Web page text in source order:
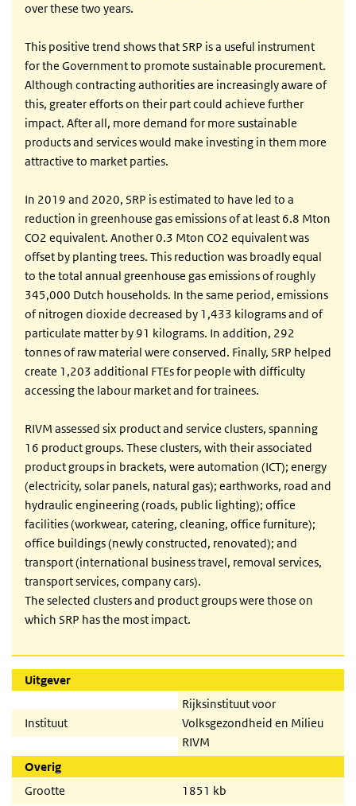
over these two years.
This positive trend shows that SRP is a useful instrument
for the Government to promote sustainable procurement.
Although contracting authorities are increasingly aware of
this, greater efforts on their part could achieve further
impact. After all, more demand for more sustainable
products and services would make investing in them more
attractive to market parties.
In 2019 and 2020, SRP is estimated to have led to a
reduction in greenhouse gas emissions of at least 6.8 Mton
CO2 equivalent. Another 0.3 Mton CO2 equivalent was
offset by planting trees. This reduction was broadly equal
to the total annual greenhouse gas emissions of roughly
345,000 Dutch households. In the same period, emissions
of nitrogen dioxide decreased by 1,433 kilograms and of
particulate matter by 91 kilograms. In addition, 292
tonnes of raw material were conserved. Finally, SRP helped
create 1,203 additional FTEs for people with difficulty
accessing the labour market and for trainees.
RIVM assessed six product and service clusters, spanning
16 product groups. These clusters, with their associated
product groups in brackets, were automation (ICT); energy
(electricity, solar panels, natural gas); earthworks, road and
hydraulic engineering (roads, public lighting); office
facilities (workwear, catering, cleaning, office furniture);
office buildings (newly constructed, renovated); and
transport (international business travel, removal services,
transport services, company cars).
The selected clusters and product groups were those on
which SRP has the most impact.
Uitgever
Instituut
Rijksinstituut voor
Volksgezondheid en Milieu
RIVM
Overig
Grootte
1851 kb